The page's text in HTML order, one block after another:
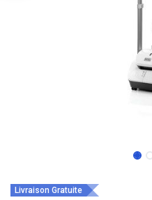
Livraison Gratuite